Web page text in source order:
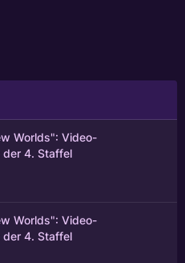
Worlds": Video-
der 4. Staffel
Worlds": Video-
der 4. Staffel